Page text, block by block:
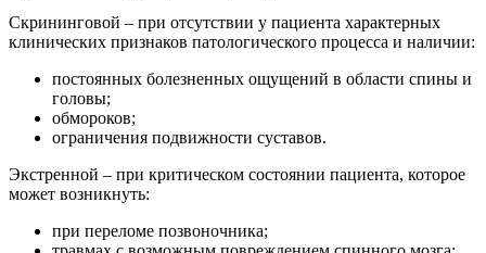
Скрининговой – при отсутствии у пациента характерных
клинических признаков патологического процесса и наличии:
постоянных болезненных ощущений в области спины и
головы;
обмороков;
ограничения подвижности суставов.
Экстренной – при критическом состоянии пациента, которое
может возникнуть:
при переломе позвоночника;